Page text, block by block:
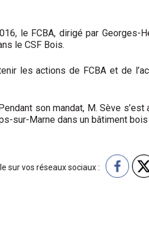
le FCBA, dirigé par Georges-
le CSF Bois.
les actions de FCBA et de
son mandat, M. Sève
sur-Marne dans un bâtiment
sur vos réseaux sociaux :